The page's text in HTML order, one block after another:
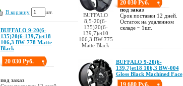
В корзину шт.
BUFFALO 9-20(6-
135)20(6-139,7)et18
106,3 BW-778 Matte
Black
20 030 Руб.
под заказ
BUFFALO
8,5-20(6-
135)20(6-
139,7)et10
106,3 BW-775
Matte Black
20 030 Руб.
под заказ
Срок поставки 12 дней.
Остаток на удаленном
складе ~ 1шт.
BUFFALO 9-20(6-
139,7)et18 106,3 BW-004
Gloss Black Machined Face
19 680 Руб.